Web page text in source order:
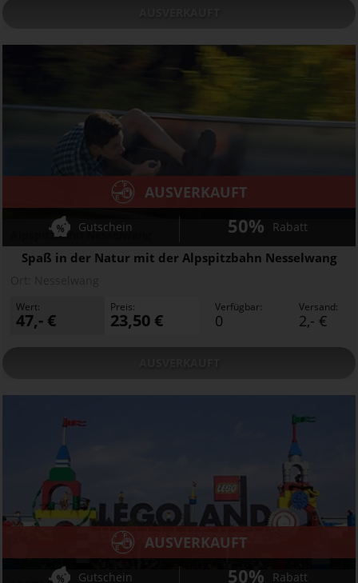
Alpspitzbahn Nesselwang
Spaß in der Natur mit der Alpspitzbahn Nesselwang
AUSVERKAUFT
Gutschein 50% Rabatt
Wert:
47,- €
Preis:
23,50 €
Verfügbar:
0
Versand:
2,- €
AUSVERKAUFT
Gutschein 50% Rabatt